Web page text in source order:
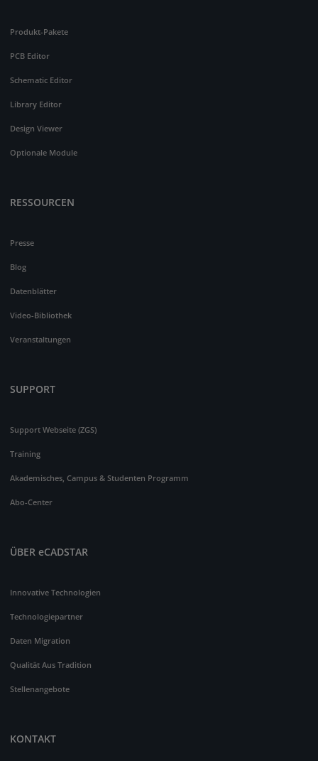
Produkt-Pakete
PCB Editor
Schematic Editor
Library Editor
Design Viewer
Optionale Module
RESSOURCEN
Presse
Blog
Datenblätter
Video-Bibliothek
Veranstaltungen
SUPPORT
Support Webseite (ZGS)
Training
Akademisches, Campus & Studenten Programm
Abo-Center
ÜBER eCADSTAR
Innovative Technologien
Technologiepartner
Daten Migration
Qualität Aus Tradition
Stellenangebote
KONTAKT